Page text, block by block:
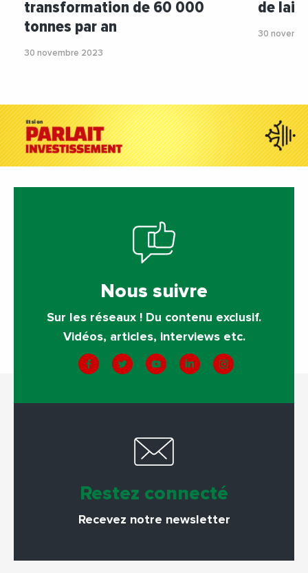
transformation de 60 000
tonnes par an
30 novembre 2023
de lait
30
Nous suivre
Sur les réseaux ! Du contenu exclusif.
Vidéos, articles, interviews etc.
Restez connecté
Recevez notre newsletter